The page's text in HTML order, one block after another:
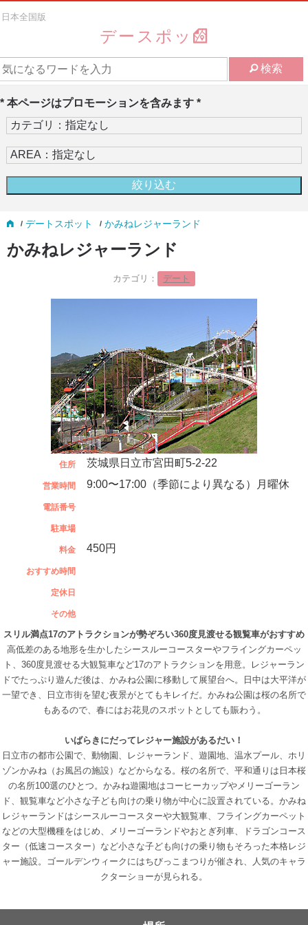
日本全国版
デースポッ
検索
* 本ページはプロモーションを含みます *
デートスポット かみねレジャーランド
かみねレジャーランド
カテゴリ： デート
住所 茨城県日立市宮田町5-2-22
営業時間 9:00〜17:00（季節により異なる）月曜休
電話番号
駐車場
料金 450円
おすすめ時間
定休日
その他
スリル満点17のアトラクションが勢ぞろい360度見渡せる観覧車がおすすめ
高低差のある地形を生かしたシースルーコースターやフライングカーペッ
ト、360度見渡せる大観覧車など17のアトラクションを用意。レジャーラン
ドでたっぷり遊んだ後は、かみね公園に移動して展望台へ。日中は大平洋が
一望でき、日立市街を望む夜景がとてもキレイだ。かみね公園は桜の名所で
もあるので、春にはお花見のスポットとしても賑わう。
いばらきにだってレジャー施設があるだい！
日立市の都市公園で、動物園、レジャーランド、遊園地、温水プール、ホリ
ゾンかみね（お風呂の施設）などからなる。桜の名所で、平和通りは日本桜
の名所100選のひとつ。かみね遊園地はコーヒーカップやメリーゴーラン
ド、観覧車など小さな子ども向けの乗り物が中心に設置されている。かみね
レジャーランドはシースルーコースターや大観覧車、フライングカーペット
などの大型機種をはじめ、メリーゴーランドやおとぎ列車、ドラゴンコース
ター（低速コースター）など小さな子ども向けの乗り物もそろった本格レジ
ャー施設。ゴールデンウィークにはちびっこまつりが催され、人気のキャラ
クターショーが見られる。